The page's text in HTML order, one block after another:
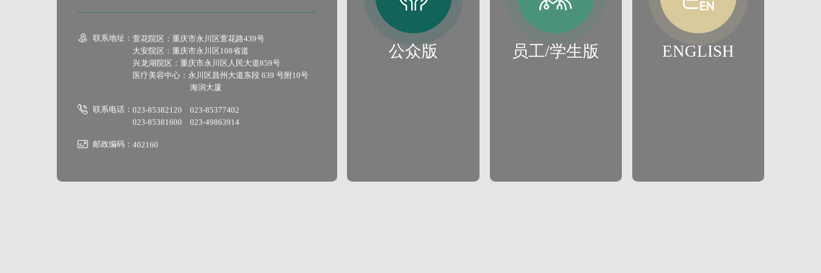
 联系地址： 萱花院区：重庆市永川区萱花路439号
大安院区：重庆市永川区108省道
兴龙湖院区：重庆市永川区人民大道859号
医疗美容中心：永川区昌州大道东段 639 号附10号
海润大厦
 联系电话： 023-85382120 023-85377402
023-85381600 023-49863914
 邮政编码： 402160
公众版 员工/学生版 ENGLISH